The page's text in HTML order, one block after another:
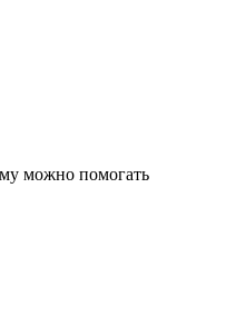
можно помогать